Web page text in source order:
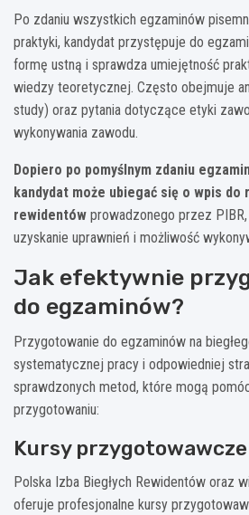
Po zdaniu wszystkich egzaminów
praktyki, kandydat przystępuje do
formę ustną i sprawdza umiejętność
wiedzy teoretycznej. Często obejmuje
study) oraz pytania dotyczące etyki
wykonywania zawodu.
Dopiero po pomyślnym zdaniu
kandydat może ubiegać się o wpis do
rewidentów prowadzonego przez
uzyskanie uprawnień i możliwość
Jak efektywnie
do egzaminów?
Przygotowanie do egzaminów na
systematycznej pracy i odpowiedniej
sprawdzonych metod, które mogą
przygotowaniu:
Kursy przygotowawcze
Polska Izba Biegłych Rewidentów oraz
oferuje profesjonalne kursy